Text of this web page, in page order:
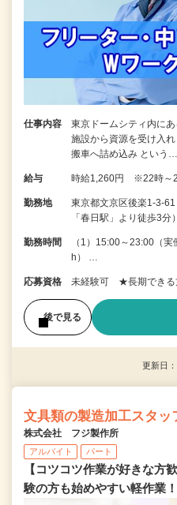
仕事内容
東京ドームシティ内に
施設から資源を受け
搬車へ詰め込み という…
給与 時給1,260円 ※22時～
勤務地
東京都文京区後楽1-3-
「春日駅」より徒歩3分）
勤務時間
（1）15:00～23:00（
h） …
応募資格 未経験可 ★長期でき
後で見る
更新日
文具類の製造加工スタッ
株式会社 フジ製作所
アルバイト パート
【コツコツ作業が好きな方
験の方も始めやすい軽作業